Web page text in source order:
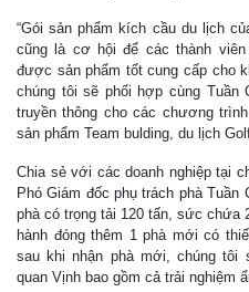
“Gói sản phẩm kích cầu du lịch
cũng là cơ hội để các thành
được sản phẩm tốt cung cấp cho
chúng tôi sẽ phối hợp cùng Tuần
truyền thông cho các chương
sản phẩm Team bulding, du lịch
Chia sẻ với các doanh nghiệp tại
Phó Giám đốc phụ trách phà Tuần
phà có trọng tải 120 tấn, sức chứa
hành đóng thêm 1 phà mới có
sau khi nhận phà mới, chúng tôi
quan Vịnh bao gồm cả trải nghiệm